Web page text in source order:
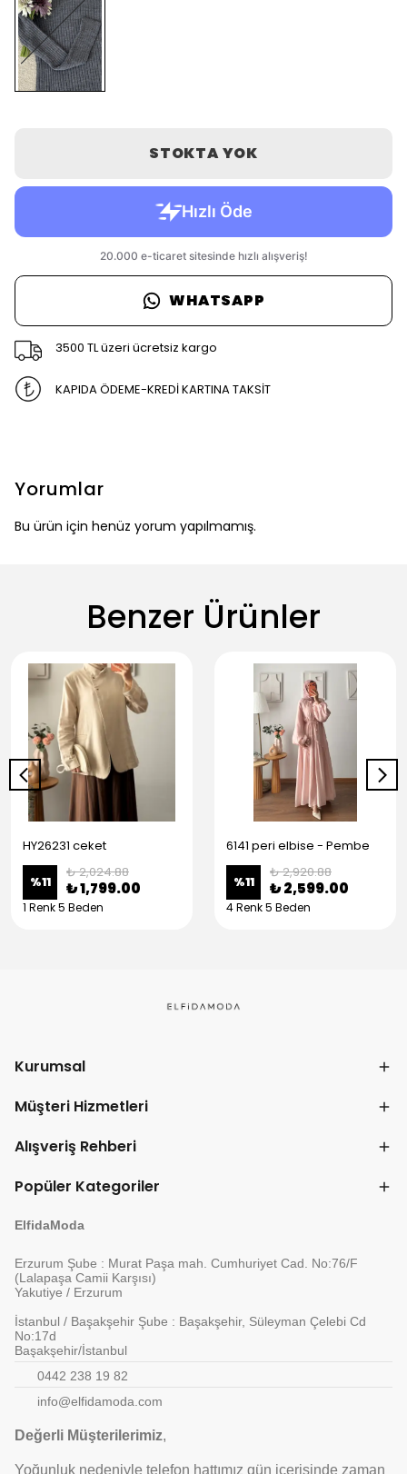
STOKTA YOK
WHATSAPP
3500 TL üzeri ücretsiz kargo
KAPIDA ÖDEME-KREDİ KARTINA TAKSİT
Yorumlar
Bu ürün için henüz yorum yapılmamış.
Benzer Ürünler
HY26231 ceket
%11
₺ 2,024.88
₺ 1,799.00
1 Renk 5 Beden
6141 peri elbise - Pembe
%11
₺ 2,920.88
₺ 2,599.00
4 Renk 5 Beden
Kurumsal
Müşteri Hizmetleri
Alışveriş Rehberi
Popüler Kategoriler
ElfidaModa
Erzurum Şube : Murat Paşa mah. Cumhuriyet Cad. No:76/F
(Lalapaşa Camii Karşısı)
Yakutiye / Erzurum
İstanbul / Başakşehir Şube : Başakşehir, Süleyman Çelebi Cd
No:17d
Başakşehir/İstanbul
0442 238 19 82
info@elfidamoda.com
Değerli Müşterilerimiz,
Yoğunluk nedeniyle telefon hattımız gün içerisinde zaman